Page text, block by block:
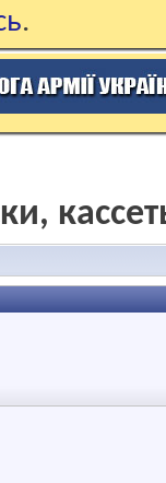
.